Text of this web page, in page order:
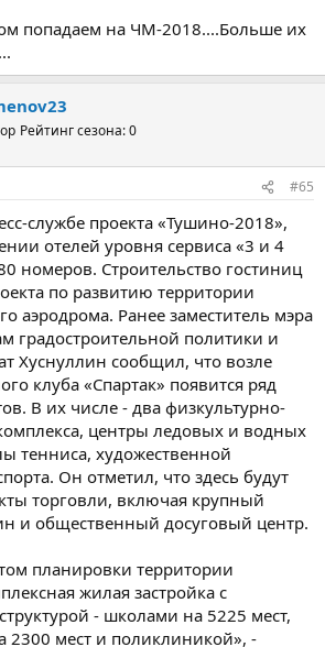
попадаем на ЧМ-2018....Больше их
Рейтинг сезона: 0
#65
службе проекта «Тушино-2018»,
отелей уровня сервиса «3 и 4
номеров. Строительство гостиниц
по развитию территории
аэродрома. Ранее заместитель мэра
градостроительной политики и
Хуснуллин сообщил, что возле
клуба «Спартак» появится ряд
В их числе - два физкультурно-
центры ледовых и водных
тенниса, художественной
Он отметил, что здесь будут
торговли, включая крупный
и общественный досуговый центр.
планировки территории
жилая застройка с
- школами на 5225 мест,
2300 мест и поликлиникой», -